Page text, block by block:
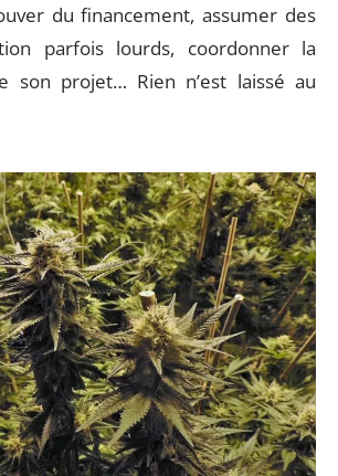
du financement, assumer des
parfois lourds, coordonner la
son projet… Rien n’est laissé au